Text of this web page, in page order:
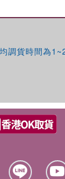
貨時間為1~2